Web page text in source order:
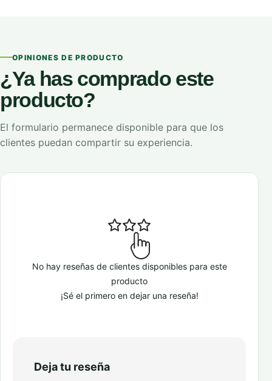
OPINIONES DE PRODUCTO
¿Ya has comprado este
producto?
El formulario permanece disponible para que los
clientes puedan compartir su experiencia.
No hay reseñas de clientes disponibles para este
producto
¡Sé el primero en dejar una reseña!
Deja tu reseña